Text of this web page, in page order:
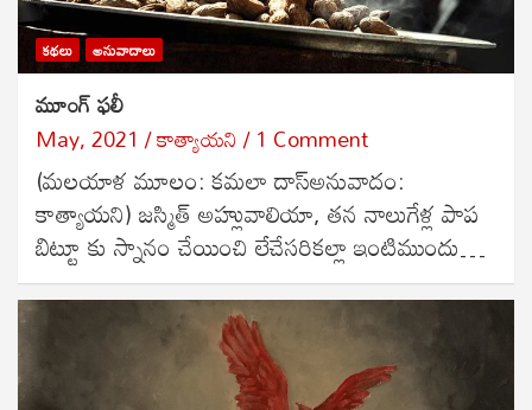
కథలు అనువాదాలు
మూంగ్ ఫలీ
May, 2021 కాత్యాయని 1 Comment
(మలయాళ మూలం: కమలా దాస్అనువాదం:
కాత్యాయని) జస్మిత్ అహ్లువాలియా, తన నాలుగేళ్ల పాప
బిట్టూ కు స్నానం చేయించి లేచేసరికల్లా ఇంటిముందు…